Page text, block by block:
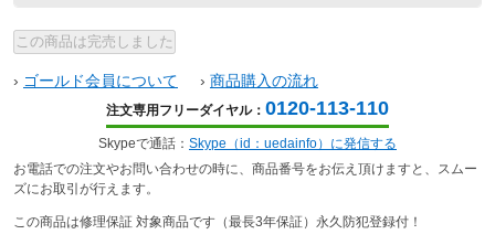
› ゴールド会員について › 商品購入の流れ
注文専用フリーダイヤル： 0120-113-110
Skypeで通話： Skype（id：uedainfo）に発信する
お電話での注文やお問い合わせの時に、商品番号をお伝え頂けますと、スムー
ズにお取引が行えます。
この商品は修理保証 対象商品です（最長3年保証）永久防犯登録付！